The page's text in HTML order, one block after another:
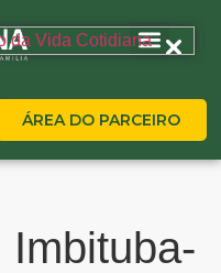
ÁREA DO PARCEIRO
Imbituba-